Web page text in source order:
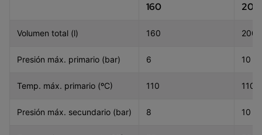
160 200
Volumen total (l) 160 200
Presión máx. primario (bar) 6 10
Temp. máx. primario (ºC) 110 110
Presión máx. secundario (bar) 8 10